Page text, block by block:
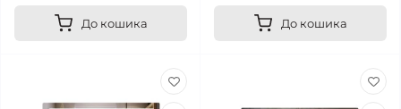
До кошика До кошика